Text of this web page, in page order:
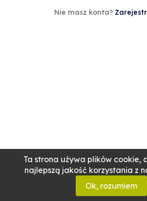
Ta strona używa plików cookie,
najlepszą jakość korzystania z
Ok, rozumiem
Nie masz konta?